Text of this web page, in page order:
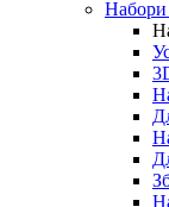
Набори